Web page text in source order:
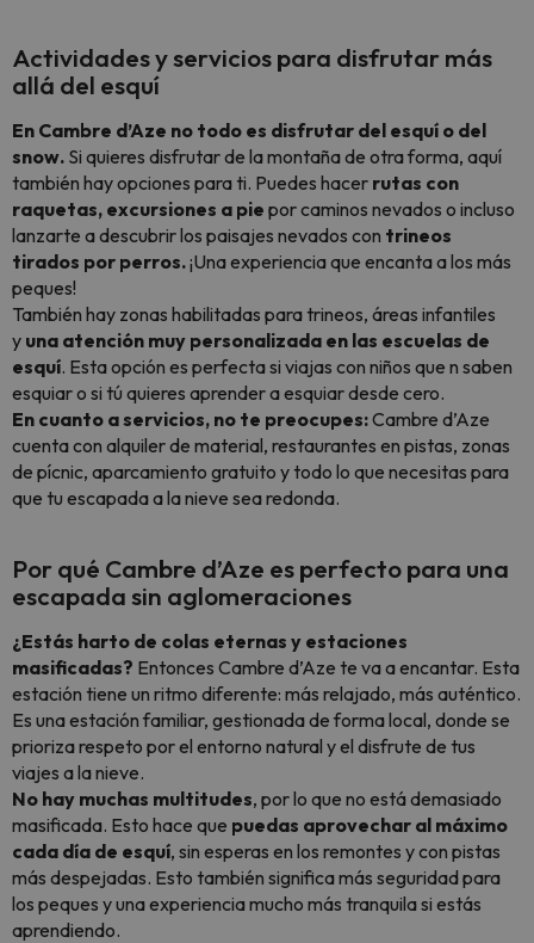
Actividades y servicios para disfrutar más
allá del esquí
En Cambre d’Aze no todo es disfrutar del esquí o del
snow. Si quieres disfrutar de la montaña de otra forma, aquí
también hay opciones para ti. Puedes hacer rutas con
raquetas, excursiones a pie por caminos nevados o incluso
lanzarte a descubrir los paisajes nevados con trineos
tirados por perros.¡Una experiencia que encanta a los más
peques!
También hay zonas habilitadas para trineos, áreas infantiles
y una atención muy personalizada en las escuelas de
esquí. Esta opción es perfecta si viajas con niños que n saben
esquiar o si tú quieres aprender a esquiar desde cero.
En cuanto a servicios, no te preocupes:Cambre d’Aze
cuenta con alquiler de material, restaurantes en pistas, zonas
de pícnic, aparcamiento gratuito y todo lo que necesitas para
que tu escapada a la nieve sea redonda.
Por qué Cambre d’Aze es perfecto para una
escapada sin aglomeraciones
¿Estás harto de colas eternas y estaciones
masificadas? Entonces Cambre d’Aze te va a encantar. Esta
estación tiene un ritmo diferente: más relajado, más auténtico.
Es una estación familiar, gestionada de forma local, donde se
prioriza respeto por el entorno natural y el disfrute de tus
viajes a la nieve.
No hay muchas multitudes, por lo que no está demasiado
masificada. Esto hace que puedas aprovechar al máximo
cada día de esquí, sin esperas en los remontes y con pistas
más despejadas. Esto también significamás seguridad para
los peques y una experiencia mucho más tranquila si estás
aprendiendo.